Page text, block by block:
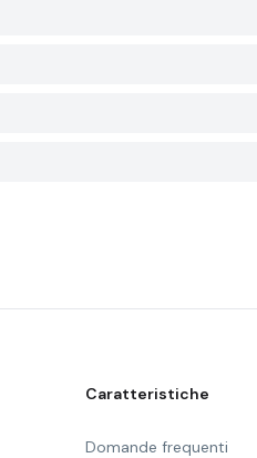
Caratteristiche
Domande frequenti